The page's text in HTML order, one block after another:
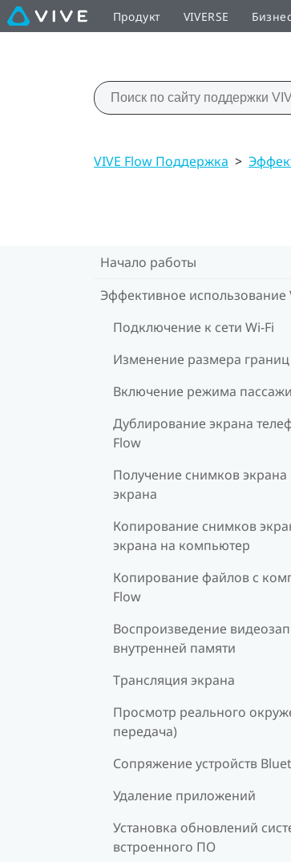
Продукт VIVERSE Бизнес
VIVE Flow Поддержка >
Начало работы
Эффективное использование
Подключение к сети Wi-Fi
Изменение размера границ
Включение режима
Дублирование экрана
Flow
Получение снимков экрана
экрана
Копирование снимков
экрана на компьютер
Копирование файлов с
Flow
Воспроизведение
внутренней памяти
Трансляция экрана
Просмотр реального
передача)
Сопряжение устройств
Удаление приложений
Установка обновлений
встроенного ПО